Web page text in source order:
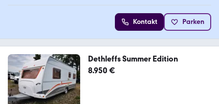
Kontakt Parken
Dethleffs Summer Edition
8.950 €